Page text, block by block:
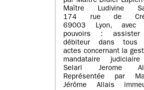
Maître Ludivine
174 rue de
69003 Lyon, avec
pouvoirs :
débiteur dans tous
actes concernant la
mandataire
Selarl Jerome
Représentée par
Jérôme Allais